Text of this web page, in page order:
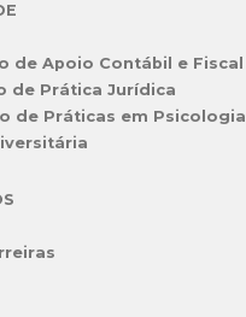
de Apoio Contábil e Fiscal
de Prática Jurídica
de Práticas em Psicologia